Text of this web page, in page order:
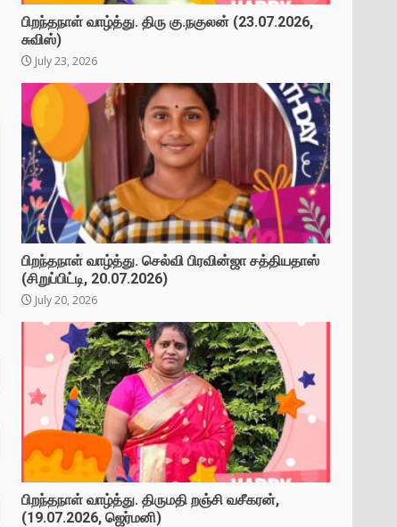
பிறந்தநாள் வாழ்த்து. திரு கு.நகுலன் (23.07.2026,
சுவிஸ்)
July 23, 2026
பிறந்தநாள் வாழ்த்து. செல்வி பிரவின்ஜா சத்தியதாஸ்
(சிறுப்பிட்டி, 20.07.2026)
July 20, 2026
பிறந்தநாள் வாழ்த்து. திருமதி றஞ்சி வசீகரன்,
(19.07.2026, ஜெர்மனி)